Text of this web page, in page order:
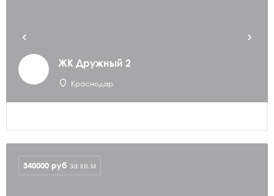
ЖК Дружный 2
Краснодар
340000 руб за кв.м